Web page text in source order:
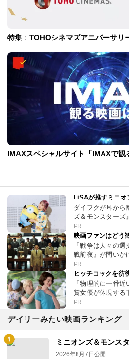
特集：TOHOシネマズアニバーサリ
IMAXスペシャルサイト「IMAXで観
LiSAが推すミニオ
ダイフクが耳から
ズ＆モンスターズ
PR
映画ファンはどう
「戦争は人々の
戦前夜』が問いか
PR
ヒッチコックを彷
「物理的に一番
賞女優が体現する
PR
デイリーみたい映画ランキング
ミニオンズ＆モンス
2026年8月7日公開